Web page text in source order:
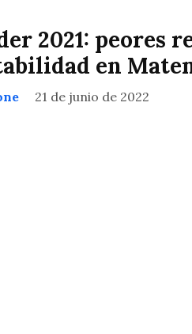
2021: peores
en
21 de junio de 2022